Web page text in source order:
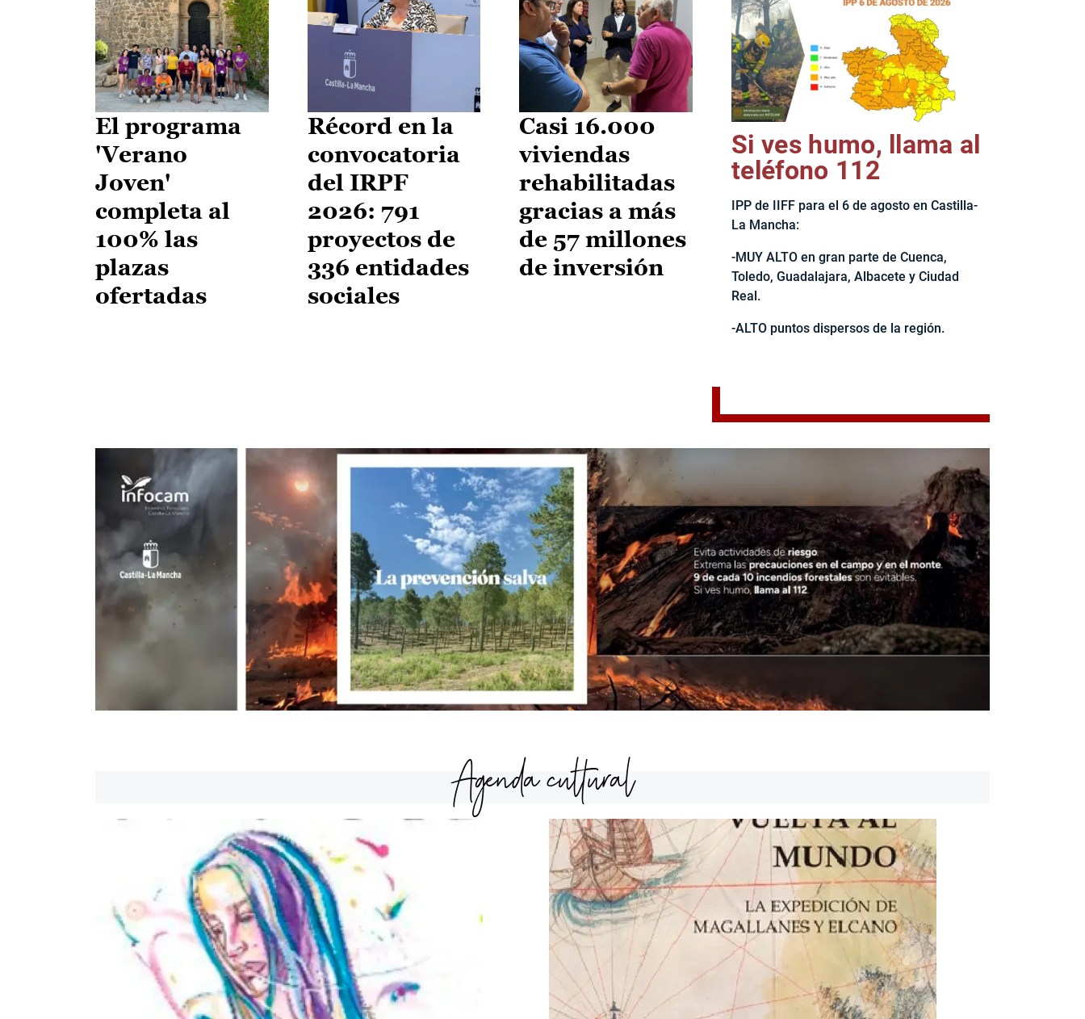
El jefe del Ejecutivo castellanomanchego, Emiliano García-
El programa
'Verano
Joven'
completa al
100% las
plazas
ofertadas
Récord en la
convocatoria
del IRPF
2026: 791
proyectos de
336 entidades
sociales
Casi 16.000
viviendas
rehabilitadas
gracias a más
de 57 millones
de inversión
Si ves humo, llama al
teléfono 112
IPP de IIFF para el 6 de agosto en Castilla-
La Mancha:
-MUY ALTO en gran parte de Cuenca,
Toledo, Guadalajara, Albacete y Ciudad
Real.
-ALTO puntos dispersos de la región.
Agenda cultural